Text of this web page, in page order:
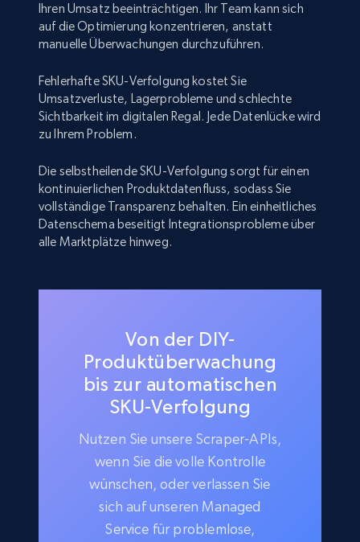
Ihren Umsatz beeinträchtigen. Ihr Team kann sich
auf die Optimierung konzentrieren, anstatt
manuelle Überwachungen durchzuführen.
Fehlerhafte SKU-Verfolgung kostet Sie
Umsatzverluste, Lagerprobleme und schlechte
Sichtbarkeit im digitalen Regal. Jede Datenlücke wird
zu Ihrem Problem.
Die selbstheilende SKU-Verfolgung sorgt für einen
kontinuierlichen Produktdatenfluss, sodass Sie
vollständige Transparenz behalten. Ein einheitliches
Datenschema beseitigt Integrationsprobleme über
alle Marktplätze hinweg.
Von der DIY-
Produktüberwachung
bis zur automatischen
SKU-Verfolgung
Nutzen Sie unsere Scraper-APIs,
wenn Sie die volle Kontrolle
wünschen, oder verlassen Sie
sich auf unseren Managed
Service für problemlose,